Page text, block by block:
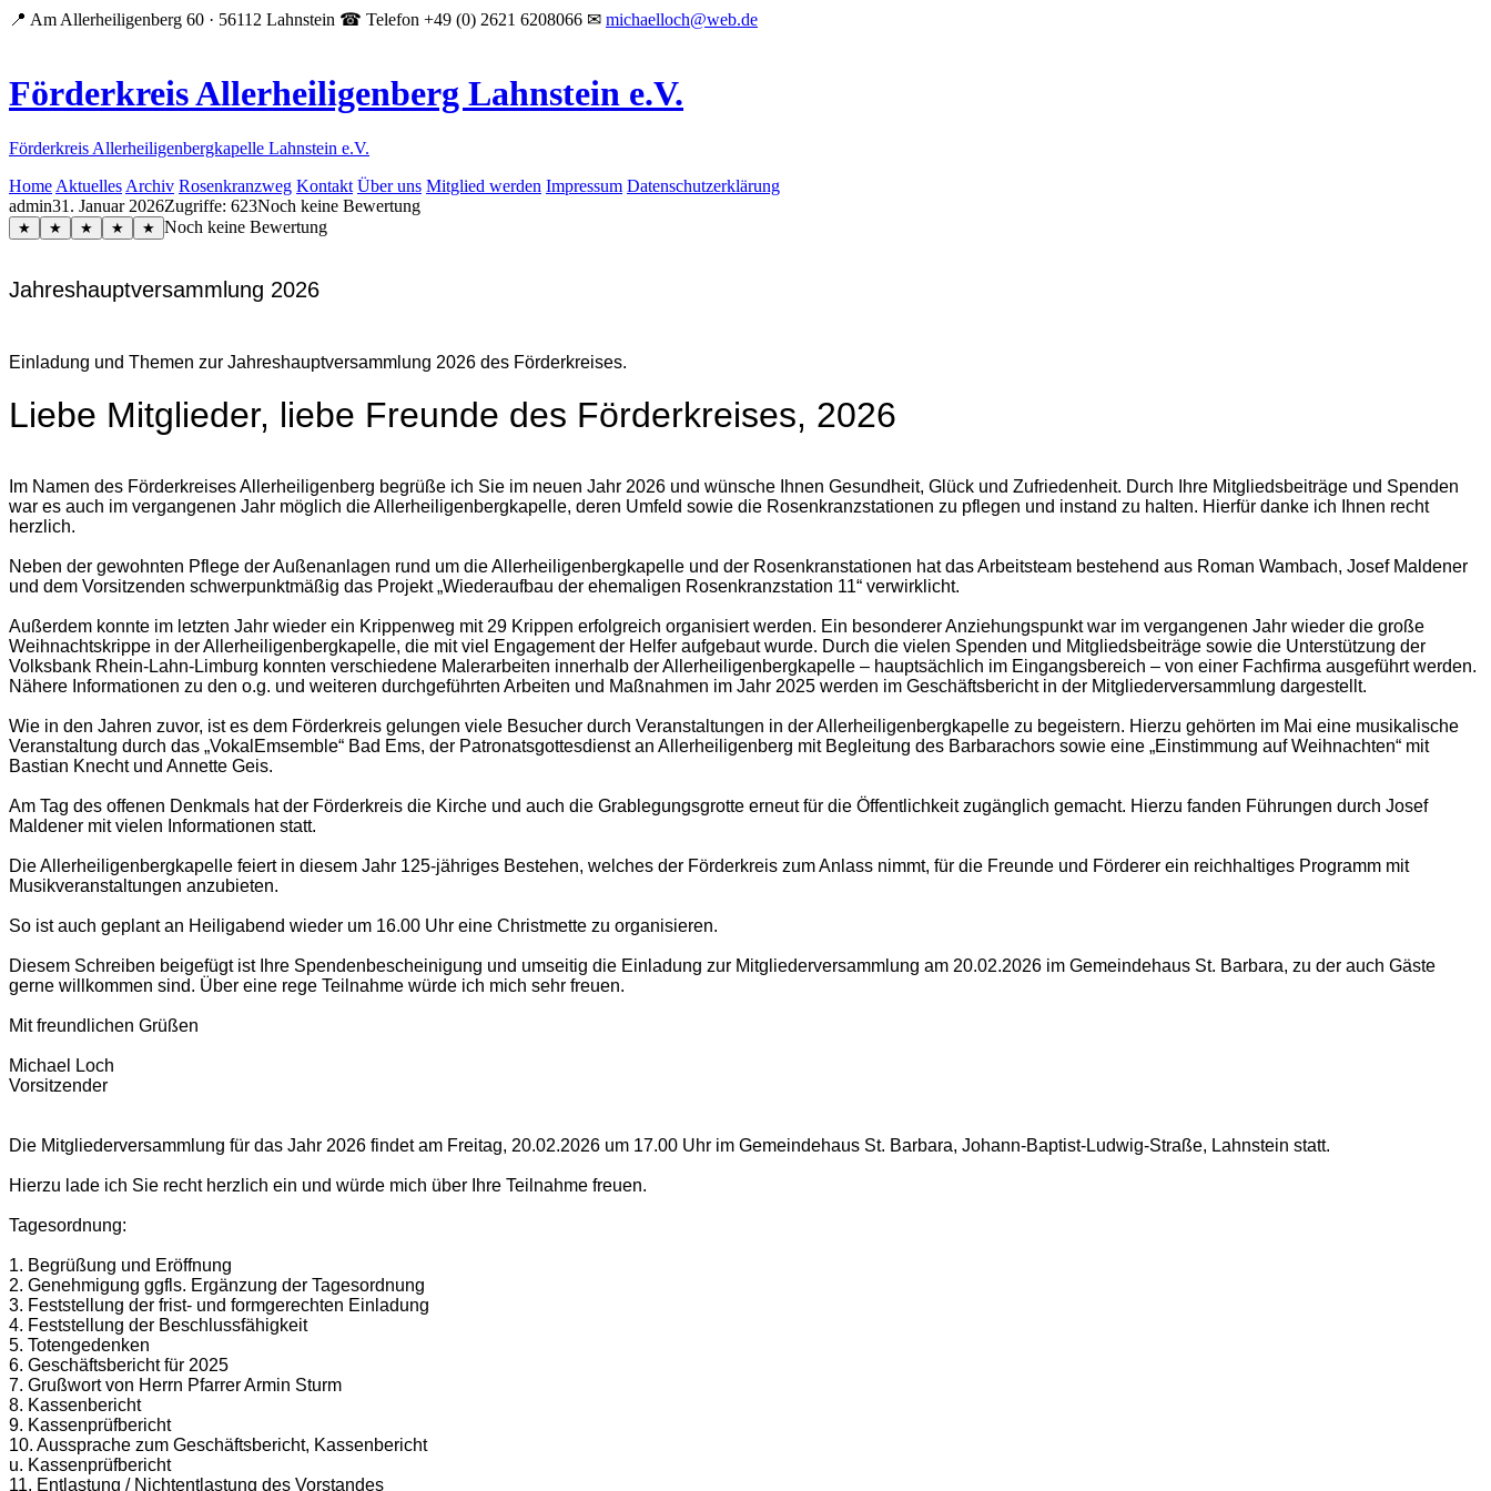
📍 Am Allerheiligenberg 60 · 56112 Lahnstein ☎ Telefon +49 (0) 2621 6208066 ✉ michaelloch@web.de
Förderkreis Allerheiligenberg Lahnstein e.V.
Förderkreis Allerheiligenbergkapelle Lahnstein e.V.
Home Aktuelles Archiv Rosenkranzweg Kontakt Über uns Mitglied werden Impressum Datenschutzerklärung
admin31. Januar 2026Zugriffe: 623Noch keine Bewertung
★ ★ ★ ★ ★ Noch keine Bewertung
Jahreshauptversammlung 2026
Einladung und Themen zur Jahreshauptversammlung 2026 des Förderkreises.
Liebe Mitglieder, liebe Freunde des Förderkreises, 2026
Im Namen des Förderkreises Allerheiligenberg begrüße ich Sie im neuen Jahr 2026 und wünsche Ihnen Gesundheit, Glück und Zufriedenheit. Durch Ihre Mitgliedsbeiträge und Spenden
war es auch im vergangenen Jahr möglich die Allerheiligenbergkapelle, deren Umfeld sowie die Rosenkranzstationen zu pflegen und instand zu halten. Hierfür danke ich Ihnen recht
herzlich.
Neben der gewohnten Pflege der Außenanlagen rund um die Allerheiligenbergkapelle und der Rosenkranstationen hat das Arbeitsteam bestehend aus Roman Wambach, Josef Maldener
und dem Vorsitzenden schwerpunktmäßig das Projekt „Wiederaufbau der ehemaligen Rosenkranzstation 11“ verwirklicht.
Außerdem konnte im letzten Jahr wieder ein Krippenweg mit 29 Krippen erfolgreich organisiert werden. Ein besonderer Anziehungspunkt war im vergangenen Jahr wieder die große
Weihnachtskrippe in der Allerheiligenbergkapelle, die mit viel Engagement der Helfer aufgebaut wurde. Durch die vielen Spenden und Mitgliedsbeiträge sowie die Unterstützung der
Volksbank Rhein-Lahn-Limburg konnten verschiedene Malerarbeiten innerhalb der Allerheiligenbergkapelle – hauptsächlich im Eingangsbereich – von einer Fachfirma ausgeführt werden.
Nähere Informationen zu den o.g. und weiteren durchgeführten Arbeiten und Maßnahmen im Jahr 2025 werden im Geschäftsbericht in der Mitgliederversammlung dargestellt.
Wie in den Jahren zuvor, ist es dem Förderkreis gelungen viele Besucher durch Veranstaltungen in der Allerheiligenbergkapelle zu begeistern. Hierzu gehörten im Mai eine musikalische
Veranstaltung durch das „VokalEmsemble“ Bad Ems, der Patronatsgottesdienst an Allerheiligenberg mit Begleitung des Barbarachors sowie eine „Einstimmung auf Weihnachten“ mit
Bastian Knecht und Annette Geis.
Am Tag des offenen Denkmals hat der Förderkreis die Kirche und auch die Grablegungsgrotte erneut für die Öffentlichkeit zugänglich gemacht. Hierzu fanden Führungen durch Josef
Maldener mit vielen Informationen statt.
Die Allerheiligenbergkapelle feiert in diesem Jahr 125-jähriges Bestehen, welches der Förderkreis zum Anlass nimmt, für die Freunde und Förderer ein reichhaltiges Programm mit
Musikveranstaltungen anzubieten.
So ist auch geplant an Heiligabend wieder um 16.00 Uhr eine Christmette zu organisieren.
Diesem Schreiben beigefügt ist Ihre Spendenbescheinigung und umseitig die Einladung zur Mitgliederversammlung am 20.02.2026 im Gemeindehaus St. Barbara, zu der auch Gäste
gerne willkommen sind. Über eine rege Teilnahme würde ich mich sehr freuen.
Mit freundlichen Grüßen
Michael Loch
Vorsitzender
Die Mitgliederversammlung für das Jahr 2026 findet am Freitag, 20.02.2026 um 17.00 Uhr im Gemeindehaus St. Barbara, Johann-Baptist-Ludwig-Straße, Lahnstein statt.
Hierzu lade ich Sie recht herzlich ein und würde mich über Ihre Teilnahme freuen.
Tagesordnung:
1. Begrüßung und Eröffnung
2. Genehmigung ggfls. Ergänzung der Tagesordnung
3. Feststellung der frist- und formgerechten Einladung
4. Feststellung der Beschlussfähigkeit
5. Totengedenken
6. Geschäftsbericht für 2025
7. Grußwort von Herrn Pfarrer Armin Sturm
8. Kassenbericht
9. Kassenprüfbericht
10. Aussprache zum Geschäftsbericht, Kassenbericht
u. Kassenprüfbericht
11. Entlastung / Nichtentlastung des Vorstandes